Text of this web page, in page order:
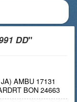
DD"
AMBU 17131
BON 24663